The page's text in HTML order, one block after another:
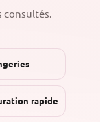
consultés.
rapide